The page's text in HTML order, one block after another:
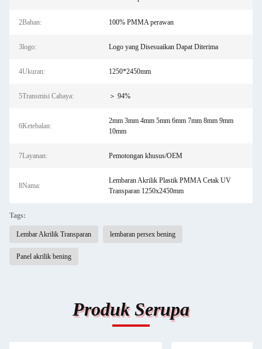
2Bahan: 100% PMMA perawan
3logo: Logo yang Disesuaikan Dapat Diterima
4Ukuran: 1250*2450mm
5Transmisi Cahaya: ＞ 94%
6Ketebalan:
2mm 3mm 4mm 5mm 6mm 7mm 8mm 9mm
10mm
7Layanan: Pemotongan khusus/OEM
8Nama:
Lembaran Akrilik Plastik PMMA Cetak UV
Transparan 1250x2450mm
Tags:
Lembar Akrilik Transparan lembaran persex bening
Panel akrilik bening
Produk Serupa